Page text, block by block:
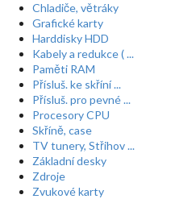
Chladiče, větráky
Grafické karty
Harddisky HDD
Kabely a redukce ( ...
Paměti RAM
Přísluš. ke skříní ...
Přísluš. pro pevné ...
Procesory CPU
Skříně, case
TV tunery, Střihov ...
Základní desky
Zdroje
Zvukové karty